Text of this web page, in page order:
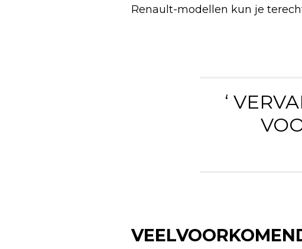
Renault-modellen kun je
‘